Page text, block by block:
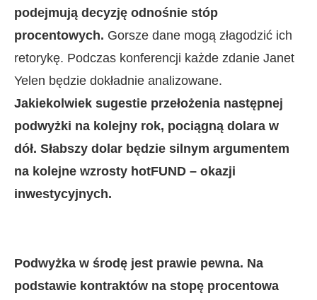
podejmują decyzję odnośnie stóp
procentowych. Gorsze dane mogą złagodzić ich
retorykę. Podczas konferencji każde zdanie Janet
Yelen będzie dokładnie analizowane.
Jakiekolwiek sugestie przełożenia następnej
podwyżki na kolejny rok, pociągną dolara w
dół. Słabszy dolar będzie silnym argumentem
na kolejne wzrosty hotFUND – okazji
inwestycyjnych.
Podwyżka w środę jest prawie pewna. Na
podstawie kontraktów na stopę procentowa